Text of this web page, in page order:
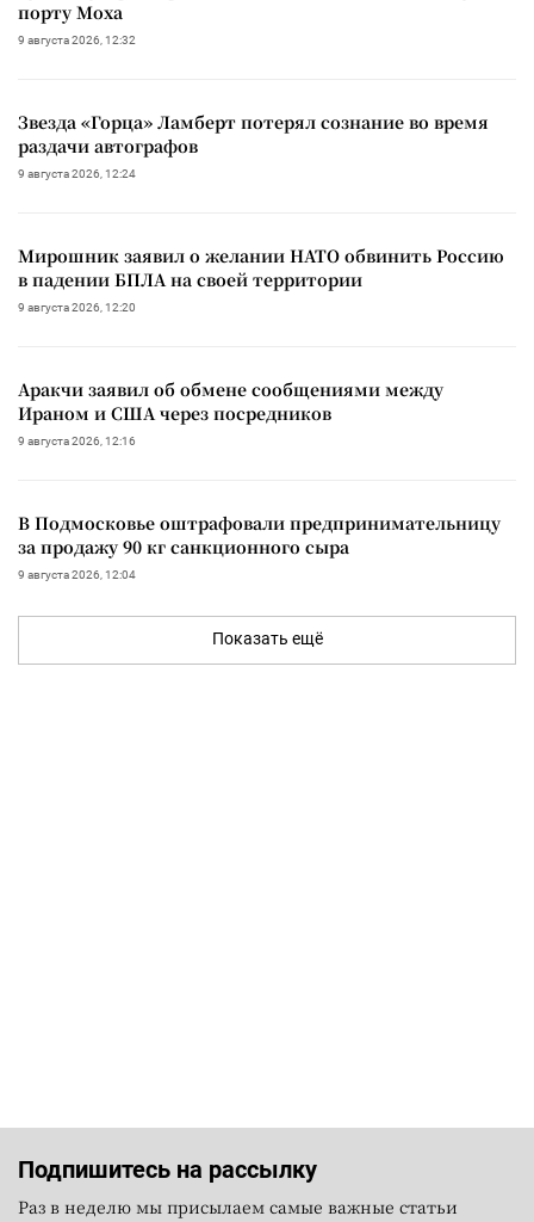
порту Моха
9 августа 2026, 12:32
Звезда «Горца» Ламберт потерял сознание во время
раздачи автографов
9 августа 2026, 12:24
Мирошник заявил о желании НАТО обвинить Россию
в падении БПЛА на своей территории
9 августа 2026, 12:20
Аракчи заявил об обмене сообщениями между
Ираном и США через посредников
9 августа 2026, 12:16
В Подмосковье оштрафовали предпринимательницу
за продажу 90 кг санкционного сыра
9 августа 2026, 12:04
Показать ещё
Подпишитесь на рассылку
Раз в неделю мы присылаем самые важные статьи